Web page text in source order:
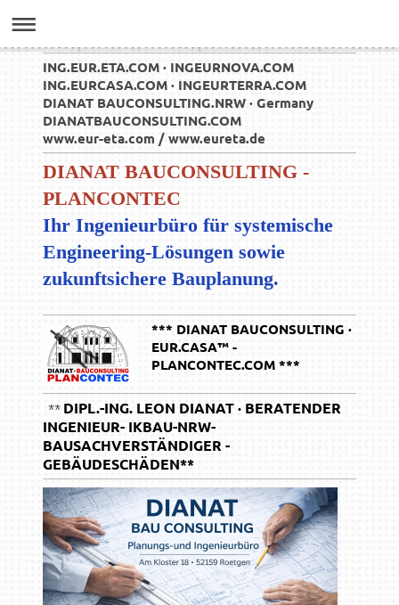
ING.EUR.ETA.COM · INGEURNOVA.COM
ING.EURCASA.COM · INGEURTERRA.COM
DIANAT BAUCONSULTING.NRW · Germany
DIANATBAUCONSULTING.COM
www.eur-eta.com / www.eureta.de
DIANAT BAUCONSULTING -
PLANCONTEC
Ihr Ingenieurbüro für systemische
Engineering-Lösungen sowie
zukunftsichere Bauplanung.
*** DIANAT BAUCONSULTING ·
EUR.CASA™ -
PLANCONTEC.COM ***
** DIPL.-ING. LEON DIANAT · BERATENDER
INGENIEUR- IKBAU-NRW-
BAUSACHVERSTÄNDIGER -
GEBÄUDESCHÄDEN**